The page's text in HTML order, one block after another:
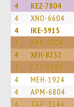
4 KEZ-7804
4 XNO-6604
4 IKE-5915
4 XNX-9004
4 XEH-8232
4 KZT-5180
4 MEH-1924
4 APM-6804
4 TKP-3144